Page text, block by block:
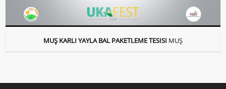
MUŞ KARLI YAYLA BAL PAKETLEME TESISI MUŞ